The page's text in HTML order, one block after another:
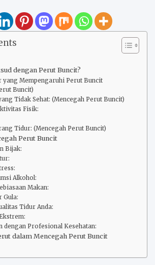
dengan Perut Buncit?
Mempengaruhi Perut Buncit
Buncit)
Tidak Sehat: (Mencegah Perut Buncit)
Fisik:
Tidur: (Mencegah Perut Buncit)
Perut Buncit
Bijak:
Alkohol:
Makan:
Gula:
Tidur Anda:
dengan Profesional Kesehatan:
dalam Mencegah Perut Buncit